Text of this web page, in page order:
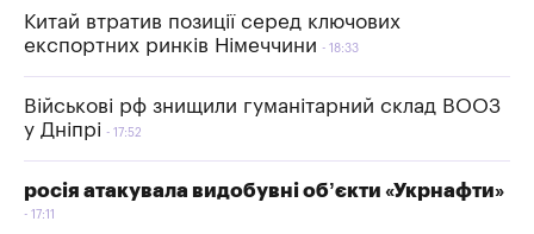
Китай втратив позиції серед ключових
експортних ринків Німеччини
18:33
Військові рф знищили гуманітарний склад ВООЗ
у Дніпрі
17:52
росія атакувала видобувні об’єкти «Укрнафти»
17:11